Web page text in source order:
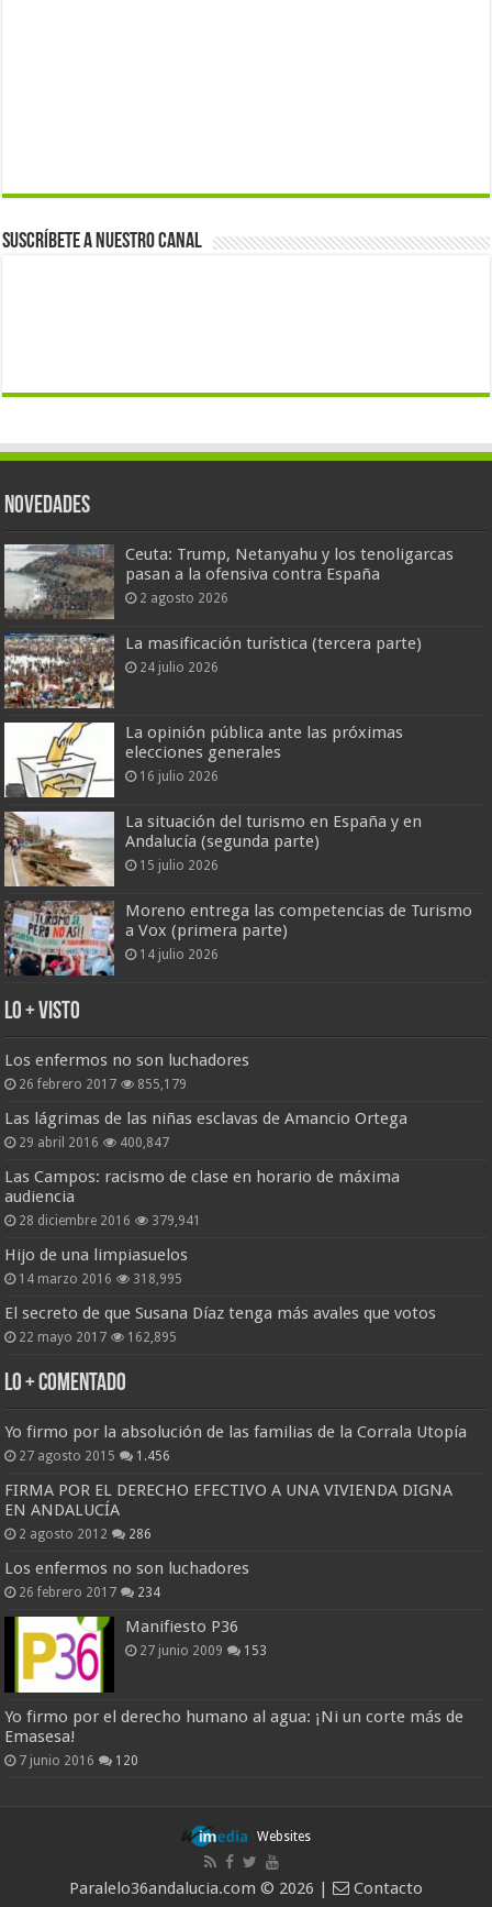
Suscríbete a nuestro canal
Novedades
Ceuta: Trump, Netanyahu y los tenoligarcas
pasan a la ofensiva contra España
2 agosto 2026
La masificación turística (tercera parte)
24 julio 2026
La opinión pública ante las próximas
elecciones generales
16 julio 2026
La situación del turismo en España y en
Andalucía (segunda parte)
15 julio 2026
Moreno entrega las competencias de Turismo
a Vox (primera parte)
14 julio 2026
Lo + Visto
Los enfermos no son luchadores
26 febrero 2017 855,179
Las lágrimas de las niñas esclavas de Amancio Ortega
29 abril 2016 400,847
Las Campos: racismo de clase en horario de máxima
audiencia
28 diciembre 2016 379,941
Hijo de una limpiasuelos
14 marzo 2016 318,995
El secreto de que Susana Díaz tenga más avales que votos
22 mayo 2017 162,895
Lo + Comentado
Yo firmo por la absolución de las familias de la Corrala Utopía
27 agosto 2015 1.456
FIRMA POR EL DERECHO EFECTIVO A UNA VIVIENDA DIGNA
EN ANDALUCÍA
2 agosto 2012 286
Los enfermos no son luchadores
26 febrero 2017 234
Manifiesto P36
27 junio 2009 153
Yo firmo por el derecho humano al agua: ¡Ni un corte más de
Emasesa!
7 junio 2016 120
Websites
Paralelo36andalucia.com © 2026 | Contacto